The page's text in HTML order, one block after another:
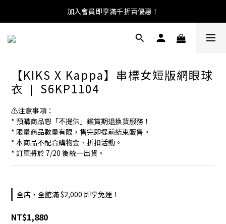
加入會員即享滿千折百優惠！
【KIKS X Kappa】串標女短版網眼球
衣 ❘ S6KP1104
⚠️注意事項：
* 預購商品恕「不提供」鑑賞期退換貨服務！
* 限量商品數量有限，售完即提前結束販售。
* 本商品不配合購物金、折扣活動。
* 訂單將於 7/20 後統一出貨。
全店，全館滿 $2,000 即享免運！
NT$1,880